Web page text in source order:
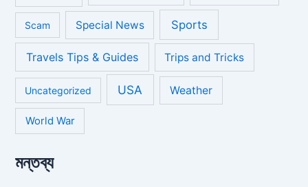
Scam Special News Sports
Travels Tips & Guides Trips and Tricks
Uncategorized USA Weather
World War
মন্তব্য